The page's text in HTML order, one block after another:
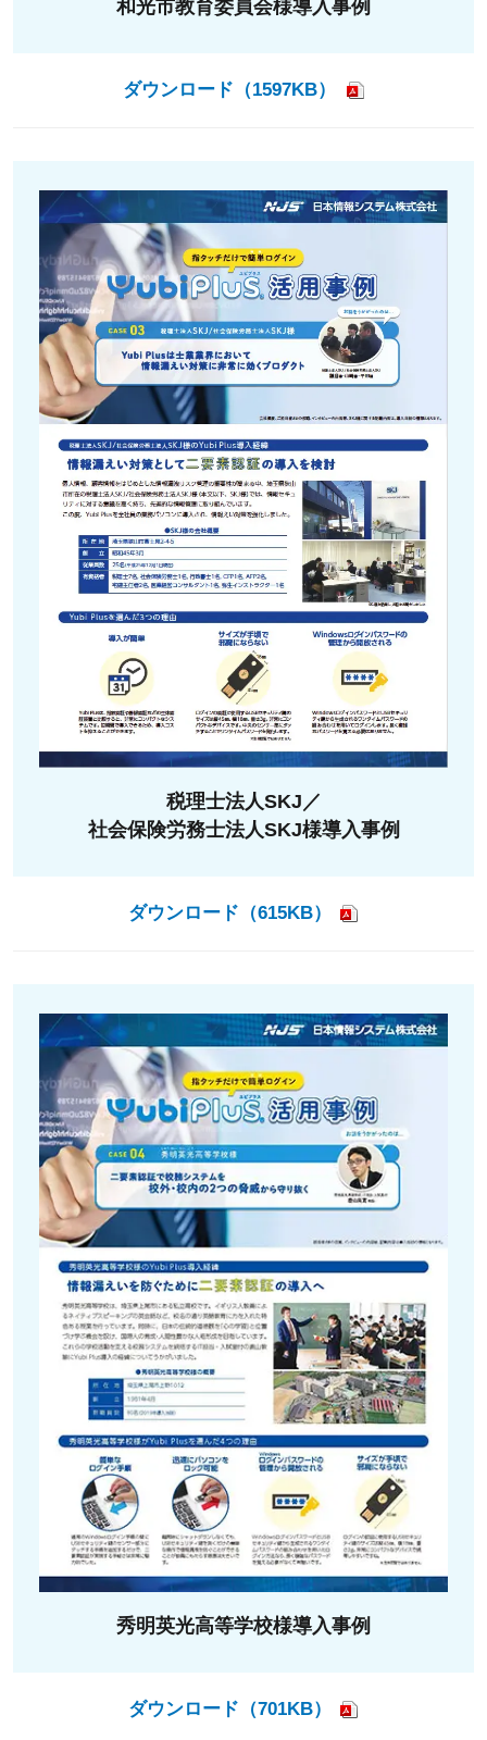
和光市教育委員会様導入事例
ダウンロード（1597KB）
税理士法人SKJ／
社会保険労務士法人SKJ様導入事例
ダウンロード（615KB）
秀明英光高等学校様導入事例
ダウンロード（701KB）